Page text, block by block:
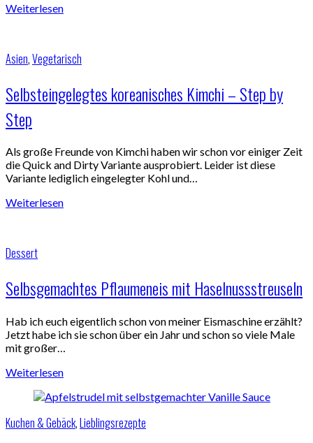
Weiterlesen
Asien,Vegetarisch
Selbsteingelegtes koreanisches Kimchi – Step by
Step
Als große Freunde von Kimchi haben wir schon vor einiger Zeit
die Quick and Dirty Variante ausprobiert. Leider ist diese
Variante lediglich eingelegter Kohl und…
Weiterlesen
Dessert
Selbsgemachtes Pflaumeneis mit Haselnussstreuseln
Hab ich euch eigentlich schon von meiner Eismaschine erzählt?
Jetzt habe ich sie schon über ein Jahr und schon so viele Male
mit großer…
Weiterlesen
Kuchen & Gebäck,Lieblingsrezepte